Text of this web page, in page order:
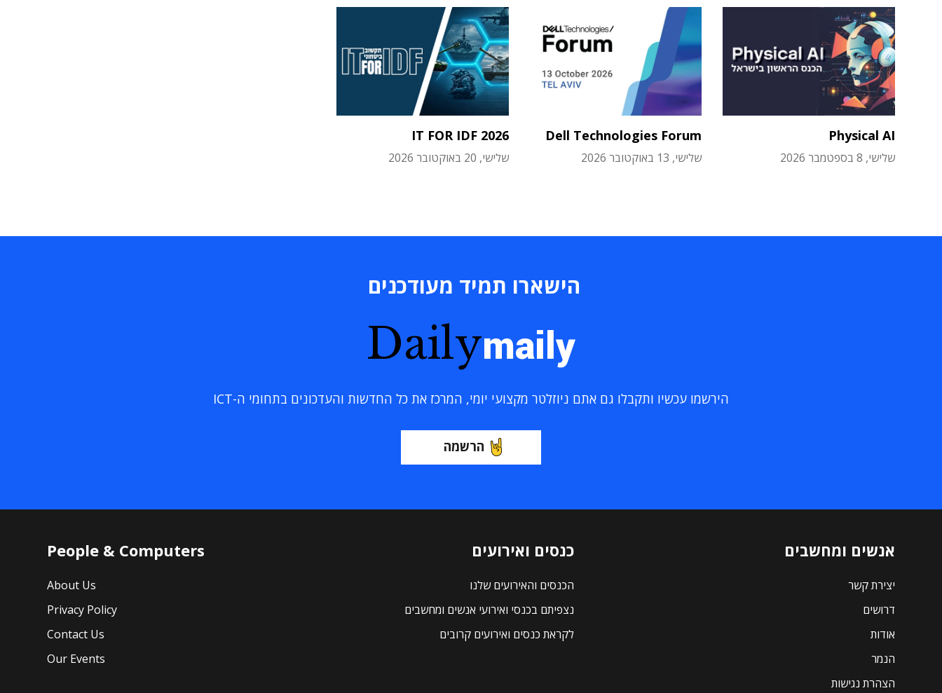
Physical AI
שלישי, 8 בספטמבר 2026
Dell Technologies Forum
שלישי, 13 באוקטובר 2026
IT FOR IDF 2026
שלישי, 20 באוקטובר 2026
הישארו תמיד מעודכנים
Dailymaily
הירשמו עכשיו ותקבלו גם אתם ניוזלטר מקצועי יומי, המרכז את כל החדשות והעדכונים בתחומי ה-ICT
הרשמה
אנשים ומחשבים
יצירת קשר
דרושים
אודות
הנמר
הצהרת נגישות
כנסים ואירועים
הכנסים והאירועים שלנו
נצפיתם בכנסי ואירועי אנשים ומחשבים
לקראת כנסים ואירועים קרובים
People & Computers
About Us
Privacy Policy
Contact Us
Our Events